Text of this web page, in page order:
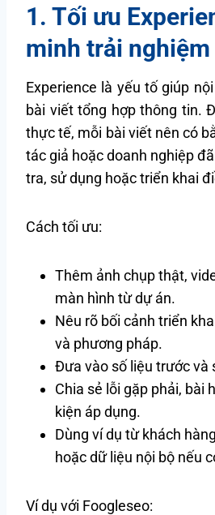
1. Tối ưu
minh trải
Experience là yếu tố giúp
bài viết tổng hợp thông tin.
thực tế, mỗi bài viết nên có
tác giả hoặc doanh nghiệp
tra, sử dụng hoặc triển khai
Cách tối ưu:
Thêm ảnh chụp thật,
màn hình từ dự án.
Nêu rõ bối cảnh triển
và phương pháp.
Đưa vào số liệu trước và
Chia sẻ lỗi gặp phải, bài
kiện áp dụng.
Dùng ví dụ từ khách
hoặc dữ liệu nội bộ nếu
Ví dụ với Foogleseo: